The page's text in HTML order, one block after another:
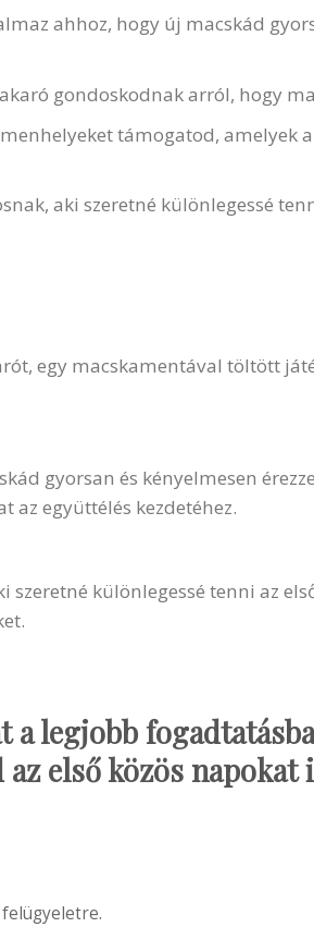
ahhoz, hogy új macskád
gondoskodnak arról, hogy
támogatod, amelyek
aki szeretné különlegessé
egy macskamentával töltött
gyorsan és kényelmesen
az együttélés kezdetéhez.
különlegessé tenni az
a legjobb
első közös napokat